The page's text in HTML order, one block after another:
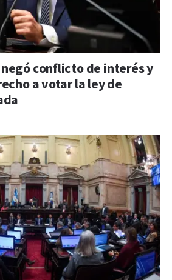
conflicto de interés y
a votar la ley de